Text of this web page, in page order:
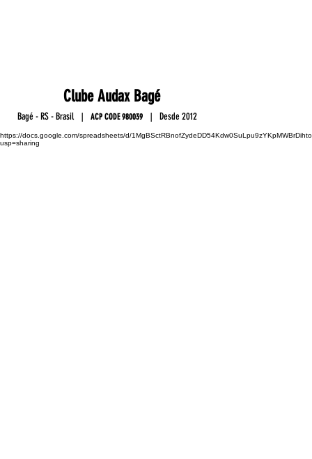
ClubeAudax Bagé
Bagé - RS - Brasil|ACP CODE980039 Desde 2012
https://docs.google.com/spreadsheets/d/
usp=sharing